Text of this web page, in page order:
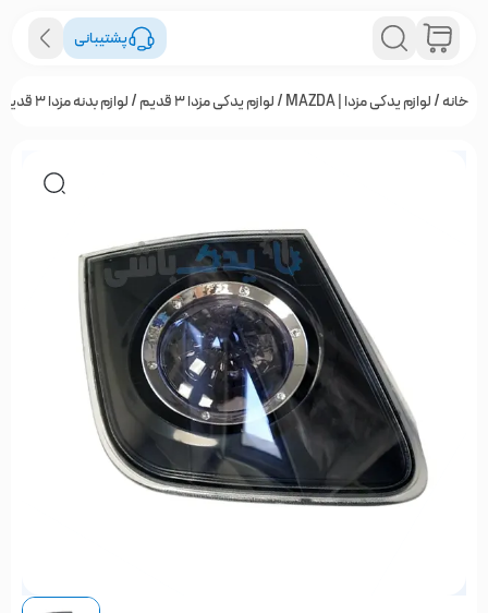
پشتیبانی
خانه/لوازم یدکی مزدا | MAZDA /لوازم یدکی مزدا ۳ قدیم /لوازم بدنه مزدا 3 قدیم